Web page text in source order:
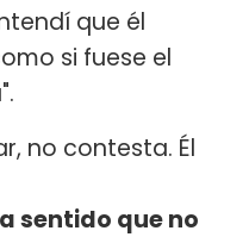
que él
si fuese el
no contesta. Él
sentido que no